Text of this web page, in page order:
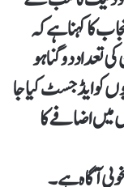
کا کہنا ہے کہ
تعداد دو گنا ہو
کو ایڈجسٹ کیا جا
میں اضافے کا
آگاہ ہے۔